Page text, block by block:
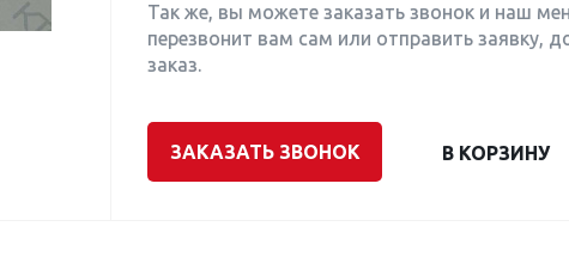
Так же, вы можете заказать звонок и наш
перезвонит вам сам или отправить заявку,
заказ.
ЗАКАЗАТЬ ЗВОНОК В КОРЗИНУ